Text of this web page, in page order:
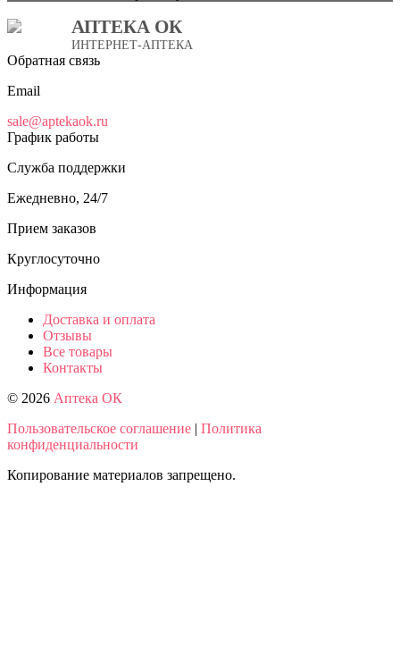
АПТЕКА ОК
ИНТЕРНЕТ-АПТЕКА
Обратная связь
Email
sale@aptekaok.ru
График работы
Служба поддержки
Ежедневно, 24/7
Прием заказов
Круглосуточно
Информация
Доставка и оплата
Отзывы
Все товары
Контакты
© 2026 Аптека ОК
Пользовательское соглашение | Политика
конфиденциальности
Копирование материалов запрещено.